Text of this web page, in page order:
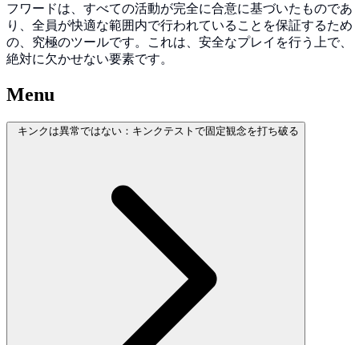
フワードは、すべての活動が完全に合意に基づいたものであ
り、全員が快適な範囲内で行われていることを保証するため
の、究極のツールです。これは、安全なプレイを行う上で、
絶対に欠かせない要素です。
Menu
キンクは異常ではない：キンクテストで固定観念を打ち破る